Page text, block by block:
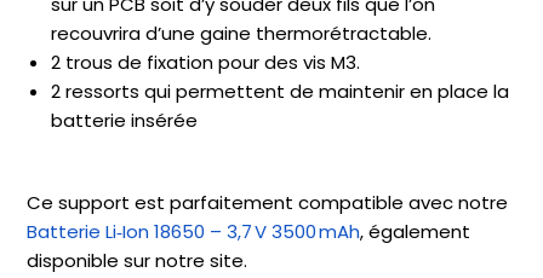
recouvrira d’une gaine thermorétractable.
2 trous de fixation pour des vis M3.
2 ressorts qui permettent de maintenir en place la
batterie insérée
Ce support est parfaitement compatible avec notre
Batterie Li‑Ion 18650 – 3,7 V 3500 mAh, également
disponible sur notre site.